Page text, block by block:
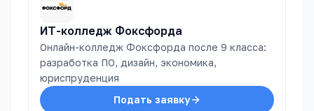
ИТ-колледж Фоксфорда
Онлайн-колледж Фоксфорда после 9 класса:
разработка ПО, дизайн, экономика,
юриспруденция
Подать заявку